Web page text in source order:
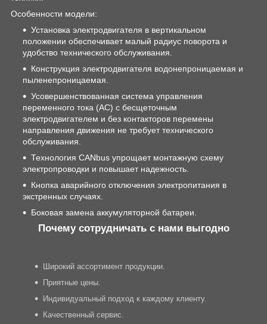
Особенности модели:
Установка электродвигателя в вертикальном
положении обеспечивает малый радиус поворота и
удобство технического обслуживания.
Конструкция электродвигателя водонепроницаемая и
пыленепроницаемая.
Усовершенствованная система управления
переменного тока (АС) с бесщеточным
электродвигателем и без контакторов перемены
направления движения не требует технического
обслуживания.
Технология CANbus упрощает монтажную схему
электропроводки и повышает надежность.
Кнопка аварийного отключения электропитания в
экстренных случаях.
Боковая замена аккумуляторной батареи.
Почему сотрудничать с нами выгодно
Широкий ассортимент продукции.
Приятные цены.
Индивидуальный подход к каждому клиенту.
Качественный сервис.